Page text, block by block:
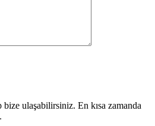
ulaşabilirsiniz. En kısa zamanda